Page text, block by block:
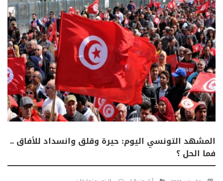
المشهد التونسي اليوم: حيرة وقلق وانسداد للأفاق ..
فما الحل ؟